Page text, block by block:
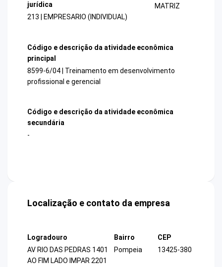
jurídica
213 | EMPRESARIO (INDIVIDUAL)
MATRIZ
Código e descrição da atividade econômica
principal
8599-6/04 | Treinamento em desenvolvimento
profissional e gerencial
Código e descrição da atividade econômica
secundária
-
Localização e contato da empresa
Logradouro
AV RIO DAS PEDRAS 1401
AO FIM LADO IMPAR 2201
Bairro
Pompeia
CEP
13425-380